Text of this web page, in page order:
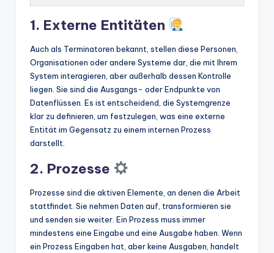
1. Externe Entitäten
Auch als Terminatoren bekannt, stellen diese Personen,
Organisationen oder andere Systeme dar, die mit Ihrem
System interagieren, aber außerhalb dessen Kontrolle
liegen. Sie sind die Ausgangs- oder Endpunkte von
Datenflüssen. Es ist entscheidend, die Systemgrenze
klar zu definieren, um festzulegen, was eine externe
Entität im Gegensatz zu einem internen Prozess
darstellt.
2. Prozesse
Prozesse sind die aktiven Elemente, an denen die Arbeit
stattfindet. Sie nehmen Daten auf, transformieren sie
und senden sie weiter. Ein Prozess muss immer
mindestens eine Eingabe und eine Ausgabe haben. Wenn
ein Prozess Eingaben hat, aber keine Ausgaben, handelt